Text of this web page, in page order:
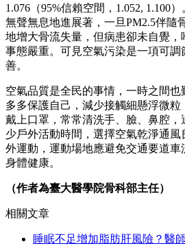
1.076（95%信賴空間，1.052, 1.100
無聲無息地進展著，一旦PM2.5伴隨
地增大骨流失量，但病患卻未自覺
事態嚴重。可見空氣污染是一項可
善。
空氣品質是全民的事情，一時之間也
多多保護自己，減少接觸細懸浮微粒
戴上口罩，常常清洗手、臉、鼻腔
少戶外活動時間，選擇空氣乾淨通
外運動，運動場地應避免交通要道
身體健康。
（作者為臺大醫學院骨科部主任）
相關文章
睡眠不足增加脂肪肝風險？醫